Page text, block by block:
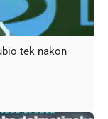
tek nakon